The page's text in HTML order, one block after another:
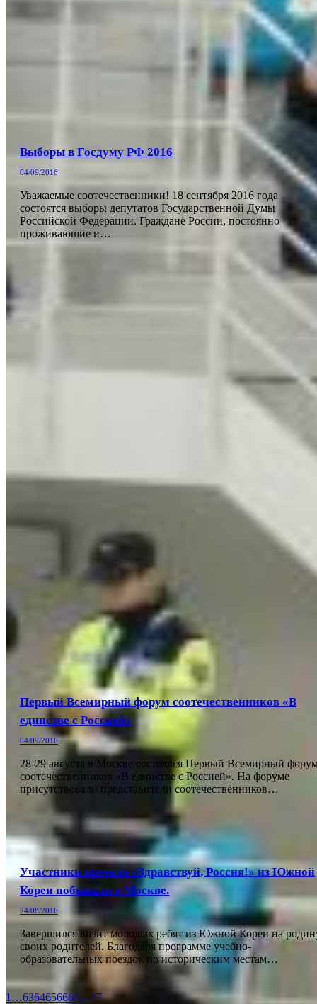
Выборы в Госдуму РФ 2016
04/09/2016
Уважаемые соотечественники! 18 сентября 2016 года
состоятся выборы депутатов Государственной Думы
Российской Федерации. Граждане России, постоянно
проживающие и…
Первый Всемирный форум соотечественников «В
единстве с Россией»
04/09/2016
28-29 августа в Москве состоялся Первый Всемирный
соотечественников «В единстве с Россией». На форуме
присутствовали представители соотечественников…
Участники проекта «Здравствуй, Россия!» из Южной
Кореи побывали в Москве.
24/08/2016
Завершился визит молодых ребят из Южной Кореи на
своих родителей. Благодаря программе учебно-
образовательных поездок по историческим местам…
1 …6364656667…77